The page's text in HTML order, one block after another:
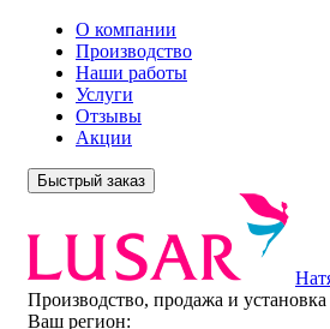
О компании
Производство
Наши работы
Услуги
Отзывы
Акции
Быстрый заказ
Производство, продажа и установка
Ваш регион: